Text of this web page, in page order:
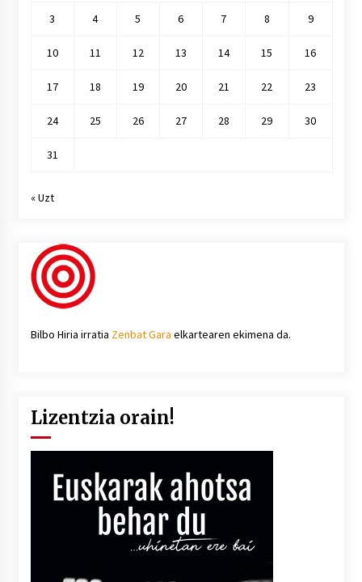
3 4 5 6 7 8 9
10 11 12 13 14 15 16
17 18 19 20 21 22 23
24 25 26 27 28 29 30
31
« Uzt
Bilbo Hiria irratia Zenbat Gara elkartearen ekimena da.
Lizentzia orain!